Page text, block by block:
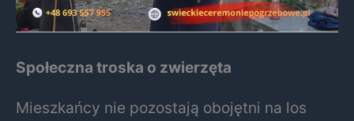
Społeczna troska o zwierzęta
Mieszkańcy nie pozostają obojętni na los